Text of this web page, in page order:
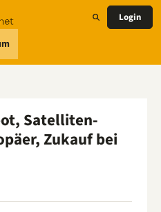
Login
Satelliten-
Zukauf bei